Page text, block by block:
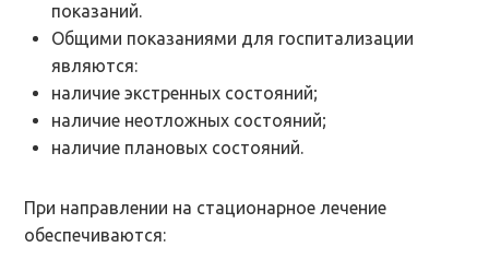
показаний.
Общими показаниями для госпитализации
являются:
наличие экстренных состояний;
наличие неотложных состояний;
наличие плановых состояний.
При направлении на стационарное лечение
обеспечиваются: